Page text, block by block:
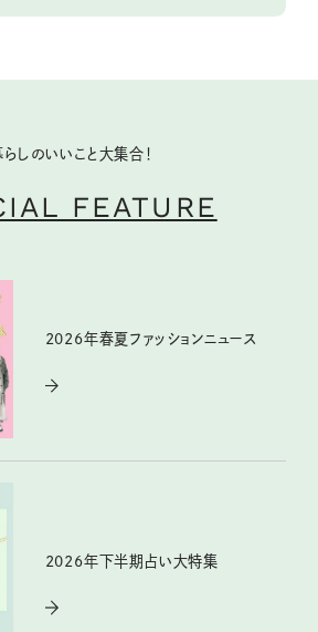
らしのいいこと大集合！
FEATURE
2026年春夏ファッションニュース
2026年下半期占い大特集